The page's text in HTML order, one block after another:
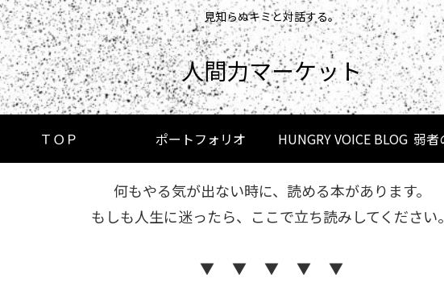
見知らぬキミと対話する。
人間力マーケット
ＴＯＰ ポートフォリオ HUNGRY VOICE BLOG
何もやる気が出ない時に、読める本があります。
もしも人生に迷ったら、ここで立ち読みしてください。
▼ ▼ ▼ ▼ ▼